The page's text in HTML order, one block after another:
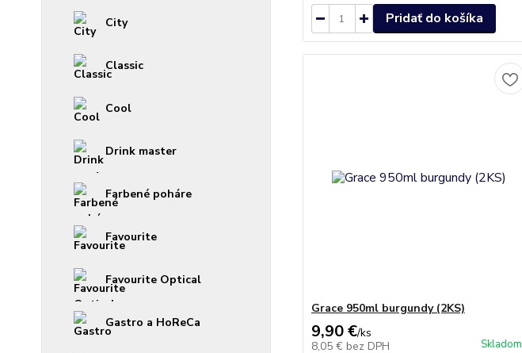
City
Classic
Cool
Drink master
Farbené poháre
Favourite
Favourite Optical
Gastro a HoReCa
Pridať do košíka
Grace 950ml burgundy (2KS)
9,90 €/ks
8,05 € bez DPH Skladom